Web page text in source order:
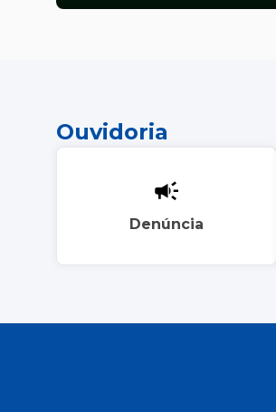
Ouvidoria
Denúncia